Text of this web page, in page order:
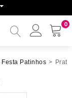
0
Minha
Festa Patinhos >